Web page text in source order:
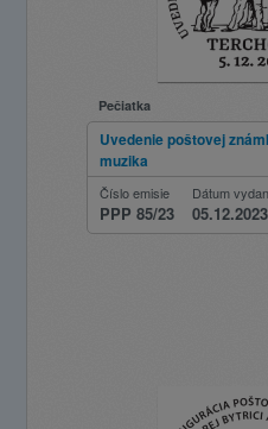
Pečiatka
Uvedenie poštovej
muzika
Číslo emisie
PPP 85/23
Dátum
05.12.2023